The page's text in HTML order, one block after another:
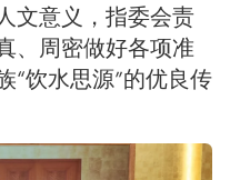
文意义，指委会责
、周密做好各项准
“饮水思源”的优良传